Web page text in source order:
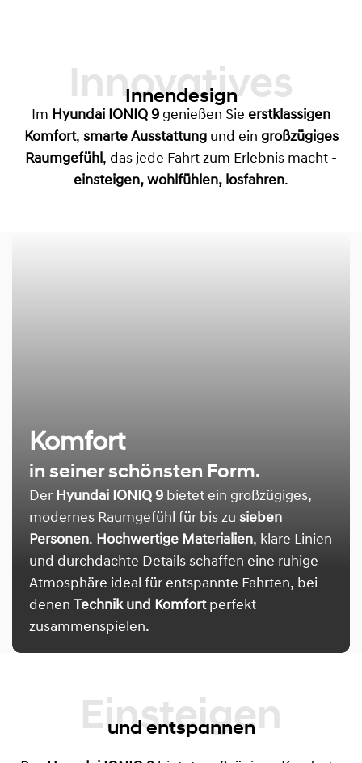
Innovatives
Innendesign
Im Hyundai IONIQ 9 genießen Sie erstklassigen
Komfort, smarte Ausstattungund ein großzügiges
Raumgefühl, das jede Fahrt zum Erlebnis macht -
einsteigen, wohlfühlen, losfahren.
Komfort
in seiner schönsten Form.
Der Hyundai IONIQ 9 bietet ein großzügiges,
modernes Raumgefühl für bis zu sieben
Personen. Hochwertige Materialien, klare Linien
und durchdachte Details schaffen eine ruhige
Atmosphäre ideal für entspannte Fahrten, bei
denen Technik und Komfortperfekt
zusammenspielen.
und entspannen